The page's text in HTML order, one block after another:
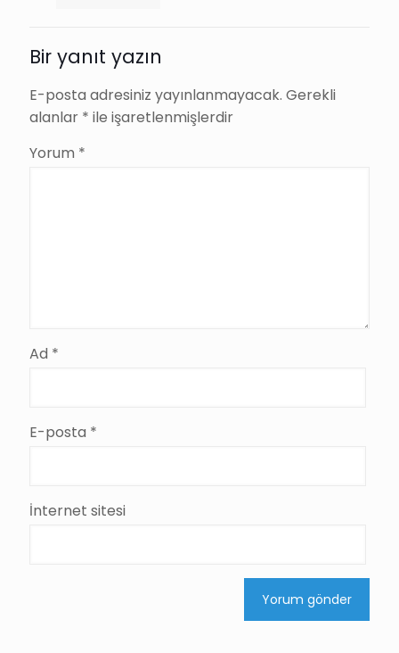
Dads)
Bir yanıt yazın
E-posta adresiniz yayınlanmayacak. Gerekli
alanlar * ile işaretlenmişlerdir
Yorum *
Ad *
E-posta *
İnternet sitesi